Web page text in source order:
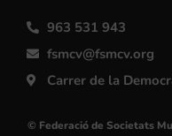
963 531 943
fsmcv@fsmcv.org
Carrer de la
© Federació de Societats